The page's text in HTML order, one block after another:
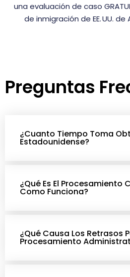
una evaluación de caso
de inmigración de EE. UU.
Preguntas
¿Cuanto Tiempo Toma
Estadounidense?
¿Qué Es El Procesamiento
Como Funciona?
¿Qué Causa Los Retrasos
Procesamiento